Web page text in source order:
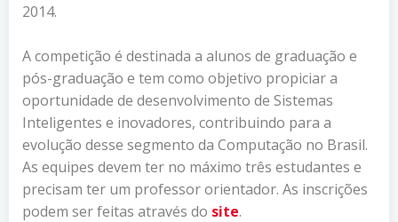
2014.
A competição é destinada a alunos de graduação e
pós-graduação e tem como objetivo propiciar a
oportunidade de desenvolvimento de Sistemas
Inteligentes e inovadores, contribuindo para a
evolução desse segmento da Computação no Brasil.
As equipes devem ter no máximo três estudantes e
precisam ter um professor orientador. As inscrições
podem ser feitas através do site.